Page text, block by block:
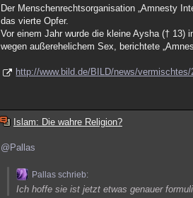
Der Menschenrechtsorganisation „Amnesty
das vierte Opfer.
Vor einem Jahr wurde die kleine Aysha (†
wegen außerehelichem Sex, berichtete
http://www.bild.de/BILD/news/
Islam: Die wahre Religion?
@Pallas
Pallas schrieb:
Ich hoffe sie ist jetzt etwas genauer